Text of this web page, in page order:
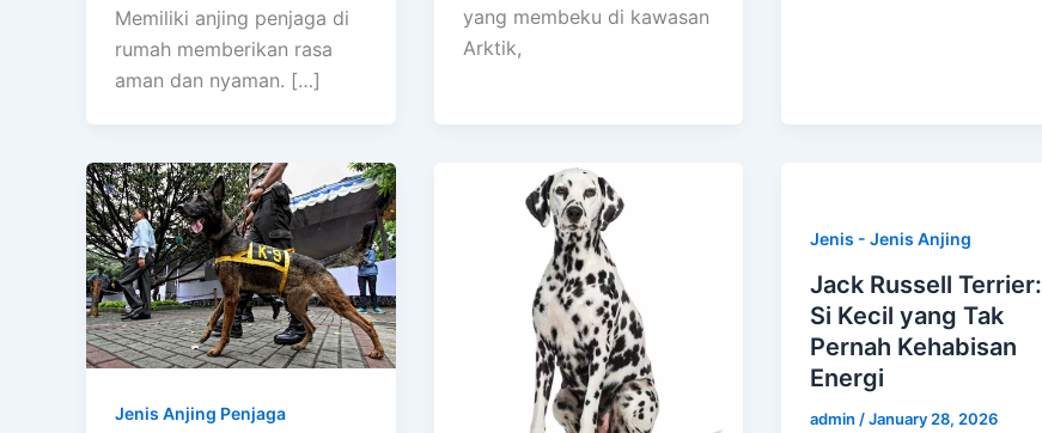
Memiliki anjing penjaga di
rumah memberikan rasa
aman dan nyaman. […]
yang membeku di kawasan
Arktik,
Jenis Anjing Penjaga
Jenis - Jenis Anjing
Jack Russell Terrier:
Si Kecil yang Tak
Pernah Kehabisan
Energi
admin /January 28, 2026